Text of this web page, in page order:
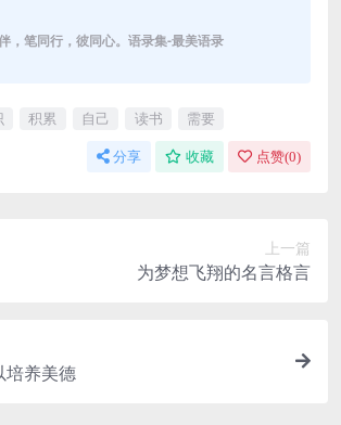
，笔同行，彼同心。语录集-最美语录
积累 自己 读书 需要
分享 收藏 点赞(0)
上一篇
为梦想飞翔的名言格言
培养美德